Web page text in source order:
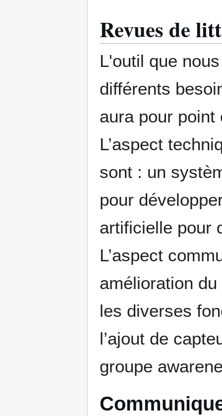
Revues de
L'outil que
différents
aura pour
L’aspect
sont : un
pour
artificielle pour
L’aspect
amélioration
les diverses
l’ajout de
groupe